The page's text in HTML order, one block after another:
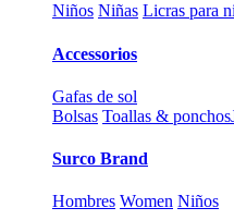
Niños Niñas Licras para
Accessorios
Gafas de sol
Bolsas Toallas & ponchos
Surco Brand
Hombres Women Niños